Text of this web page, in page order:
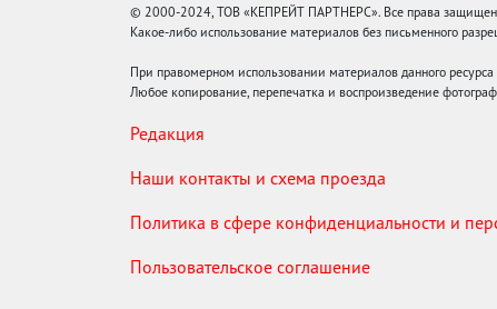
© 2000-2024, ТОВ «КЕПРЕЙТ ПАРТНЕРС». Все права
Какое-либо использование материалов без письменного
При правомерном использовании материалов данного ресурса
Любое копирование, перепечатка и воспроизведение
Редакция
Наши контакты и схема проезда
Политика в сфере конфиденциальности и
Пользовательское соглашение